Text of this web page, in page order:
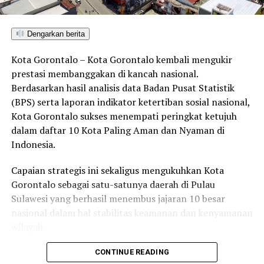
Dengarkan berita
Kota Gorontalo – Kota Gorontalo kembali mengukir
prestasi membanggakan di kancah nasional.
Berdasarkan hasil analisis data Badan Pusat Statistik
(BPS) serta laporan indikator ketertiban sosial nasional,
Kota Gorontalo sukses menempati peringkat ketujuh
dalam daftar 10 Kota Paling Aman dan Nyaman di
Indonesia.
Capaian strategis ini sekaligus mengukuhkan Kota
Gorontalo sebagai satu-satunya daerah di Pulau
Sulawesi yang berhasil menembus jajaran 10 besar
nasional dalam hal stabilitas keamanan dan kenyamanan
Sebagai pusat pemerintahan, pertumbuhan ekonomi,
CONTINUE READING